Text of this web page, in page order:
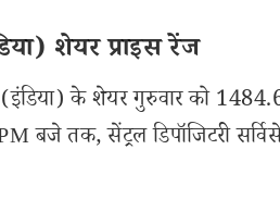
शेयर प्राइस रेंज
के शेयर गुरुवार को
तक, सेंट्रल डिपॉजिटरी